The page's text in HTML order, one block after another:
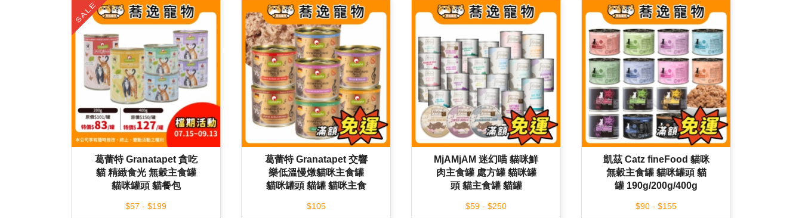
葛蕾特 Granatapet 貪吃
貓 精緻食光 無穀主食罐
貓咪罐頭 貓餐包
$57 - $199
葛蕾特 Granatapet 交響
樂低溫慢燉貓咪主食罐
貓咪罐頭 貓罐 貓咪主食
$105
MjAMjAM 迷幻喵 貓咪鮮
肉主食罐 處方罐 貓咪罐
頭 貓主食罐 貓罐
$59 - $250
凱茲 Catz fineFood 貓咪
無穀主食罐 貓咪罐頭 貓
罐 190g/200g/400g
$90 - $155